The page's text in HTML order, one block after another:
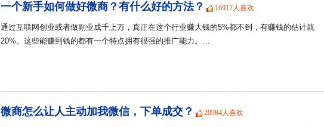
一个新手如何做好微商？有什么好的方法？ 16917人喜欢
通过互联网创业或者做副业成千上万，真正在这个行业赚大钱的5%都不到，有赚钱的估计就
20%。这些能赚到钱的都有一个特点拥有很强的推广能力。…
微商怎么让人主动加我微信，下单成交？ 20984人喜欢